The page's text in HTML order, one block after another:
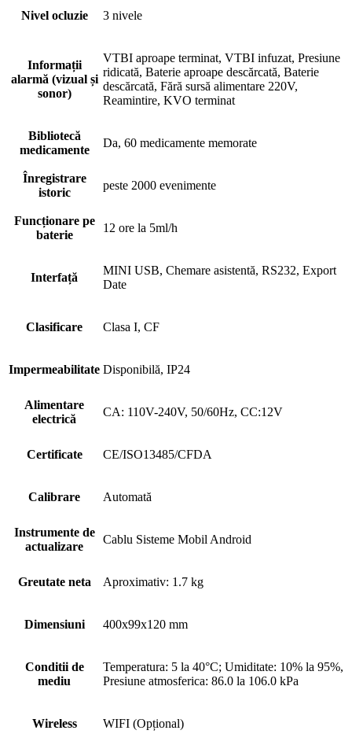
Nivel ocluzie 3 nivele
Informații
alarmă (vizual și
sonor)
VTBI aproape terminat, VTBI infuzat, Presiune
ridicată, Baterie aproape descărcată, Baterie
descărcată, Fără sursă alimentare 220V,
Reamintire, KVO terminat
Bibliotecă
medicamente
Da, 60 medicamente memorate
Înregistrare
istoric
peste 2000 evenimente
Funcționare pe
baterie
12 ore la 5ml/h
Interfață
MINI USB, Chemare asistentă, RS232, Export
Date
Clasificare Clasa I, CF
Impermeabilitate Disponibilă, IP24
Alimentare
electrică
CA: 110V-240V, 50/60Hz, CC:12V
Certificate CE/ISO13485/CFDA
Calibrare Automată
Instrumente de
actualizare
Cablu Sisteme Mobil Android
Greutate neta Aproximativ: 1.7 kg
Dimensiuni 400x99x120 mm
Conditii de
mediu
Temperatura: 5 la 40°C; Umiditate: 10% la 95%,
Presiune atmosferica: 86.0 la 106.0 kPa
Wireless WIFI (Opțional)